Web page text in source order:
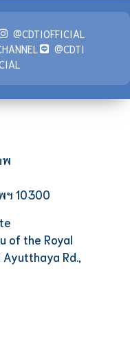
@CDTIOFFICIAL
@CDTI
พ
ฯ 10300
of the Royal
Rd.,